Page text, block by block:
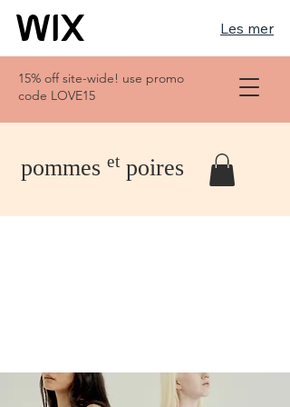
Les mer